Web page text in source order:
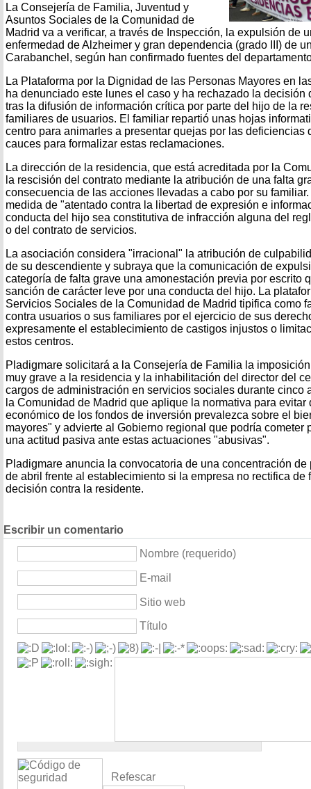
La Consejería de Familia, Juventud y
Asuntos Sociales de la Comunidad de
Madrid va a verificar, a través de Inspección, la expulsión de
enfermedad de Alzheimer y gran dependencia (grado III) de
Carabanchel, según han confirmado fuentes del
La Plataforma por la Dignidad de las Personas Mayores en
ha denunciado este lunes el caso y ha rechazado la decisión
tras la difusión de información crítica por parte del hijo de la
familiares de usuarios. El familiar repartió unas hojas
centro para animarles a presentar quejas por las deficiencias
cauces para formalizar estas reclamaciones.
La dirección de la residencia, que está acreditada por la
la rescisión del contrato mediante la atribución de una falta
consecuencia de las acciones llevadas a cabo por su
medida de "atentado contra la libertad de expresión e
conducta del hijo sea constitutiva de infracción alguna del
o del contrato de servicios.
La asociación considera "irracional" la atribución de
de su descendiente y subraya que la comunicación de
categoría de falta grave una amonestación previa por escrito
sanción de carácter leve por una conducta del hijo. La
Servicios Sociales de la Comunidad de Madrid tipifica como
contra usuarios o sus familiares por el ejercicio de sus
expresamente el establecimiento de castigos injustos o
estos centros.
Pladigmare solicitará a la Consejería de Familia la
muy grave a la residencia y la inhabilitación del director del
cargos de administración en servicios sociales durante cinco
la Comunidad de Madrid que aplique la normativa para evitar
económico de los fondos de inversión prevalezca sobre el
mayores" y advierte al Gobierno regional que podría cometer
una actitud pasiva ante estas actuaciones "abusivas".
Pladigmare anuncia la convocatoria de una concentración de
de abril frente al establecimiento si la empresa no rectifica de
decisión contra la residente.
Escribir un comentario
Nombre (requerido)
E-mail
Sitio web
Título
Refescar